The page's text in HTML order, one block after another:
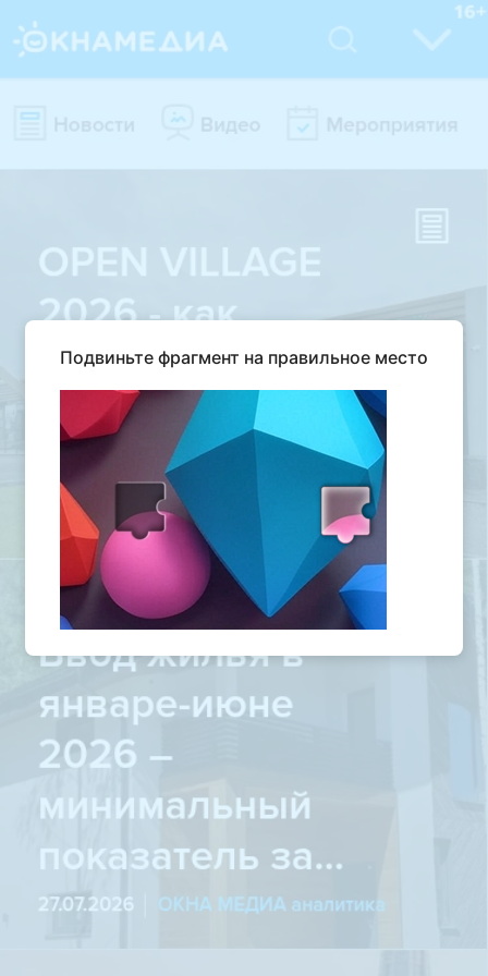
Подвиньте фрагмент на правильное место